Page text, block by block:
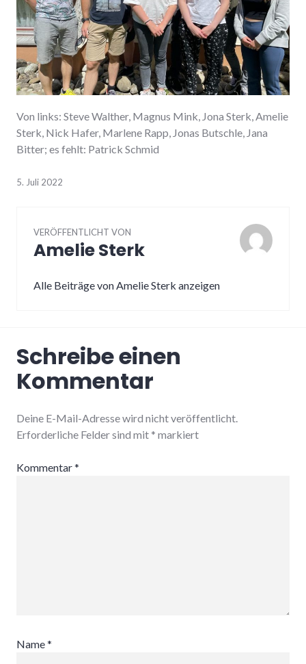
Von links: Steve Walther, Magnus Mink, Jona Sterk, Amelie
Sterk, Nick Hafer, Marlene Rapp, Jonas Butschle, Jana
Bitter; es fehlt: Patrick Schmid
5. Juli 2022
VERÖFFENTLICHT VON
Amelie Sterk
Alle Beiträge von Amelie Sterk anzeigen
Schreibe einen
Kommentar
Deine E-Mail-Adresse wird nicht veröffentlicht.
Erforderliche Felder sind mit * markiert
Kommentar*
Name*